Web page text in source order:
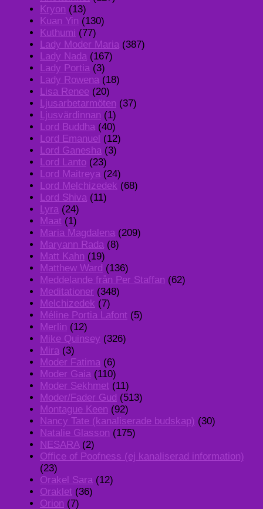
Kryon (13)
Kuan Yin (130)
Kuthumi (77)
Lady Moder Maria (387)
Lady Nada (167)
Lady Portia (3)
Lady Rowena (18)
Lisa Renee (20)
Ljusarbetarmöten (37)
Ljusvärdinnan (1)
Lord Buddha (40)
Lord Emanuel (12)
Lord Ganesha (3)
Lord Lanto (23)
Lord Maitreya (24)
Lord Melchizedek (68)
Lord Shiva (11)
Lyra (24)
Maat (1)
Maria Magdalena (209)
Maryann Rada (8)
Matt Kahn (19)
Matthew Ward (136)
Meddelande från Per Staffan (62)
Meditationer (348)
Melchizedek (7)
Méline Portia Lafont (5)
Merlin (12)
Mike Quinsey (326)
Mira (3)
Moder Fatima (6)
Moder Gaia (110)
Moder Sekhmet (11)
Moder/Fader Gud (513)
Montague Keen (92)
Nancy Tate (kanaliserade budskap) (30)
Natalie Glasson (175)
NESARA(2)
Office of Poofness (ej kanaliserad information)
(23)
Orakel Sara (12)
Oraklet (36)
Orion (7)